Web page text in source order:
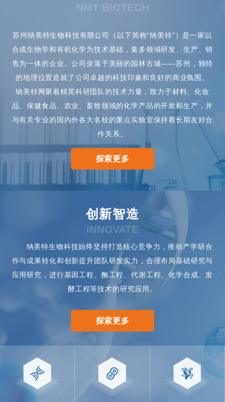
NMT BIOTECH
苏州纳美特生物科技有限公司（以下简称“纳美特”）是一家以
合成生物学和有机化学为技术基础，集多领域研发、生产、销
售为一体的企业。公司坐落于美丽的园林古城——苏州，独特
的地理位置造就了公司卓越的科技印象和良好的商业氛围。
纳美特网聚着精英科研团队的技术力量，致力于材料、化妆
品、保健食品、农业、畜牧领域的化学产品的开发和生产，并
与有关专业的国内外各大名校的重点实验室保持着长期友好合
作关系。
探索更多
创新智造
INNOVATE
纳美特生物科技始终坚持打造核心竞争力，推动产学研合
作与成果转化和创新提升团队研发实力，合理布局基础研究与
应用研究，进行基因工程、酶工程、代谢工程、化学合成、发
酵工程等技术的研究应用。
探索更多